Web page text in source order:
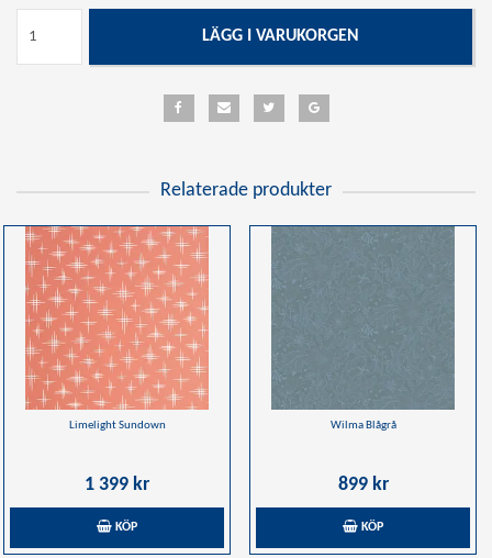
LÄGG I VARUKORGEN
Relaterade produkter
Limelight Sundown
1 399 kr
KÖP
Wilma Blågrå
899 kr
KÖP